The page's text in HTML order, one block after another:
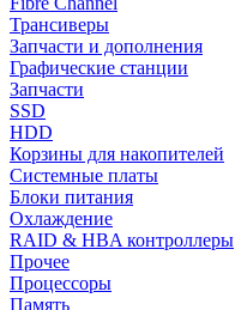
Трансиверы
Запчасти и дополнения
Графические станции
Запчасти
SSD
HDD
Корзины для накопителей
Системные платы
Блоки питания
Охлаждение
RAID & HBA контроллеры
Прочее
Процессоры
Память